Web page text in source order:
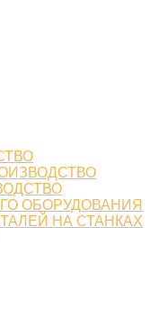
ОБОРУДОВАНИЯ
НА СТАНКАХ